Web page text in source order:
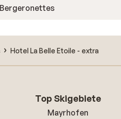
Hotel La Belle Etoile - extra
Top Skigebiete
Mayrhofen